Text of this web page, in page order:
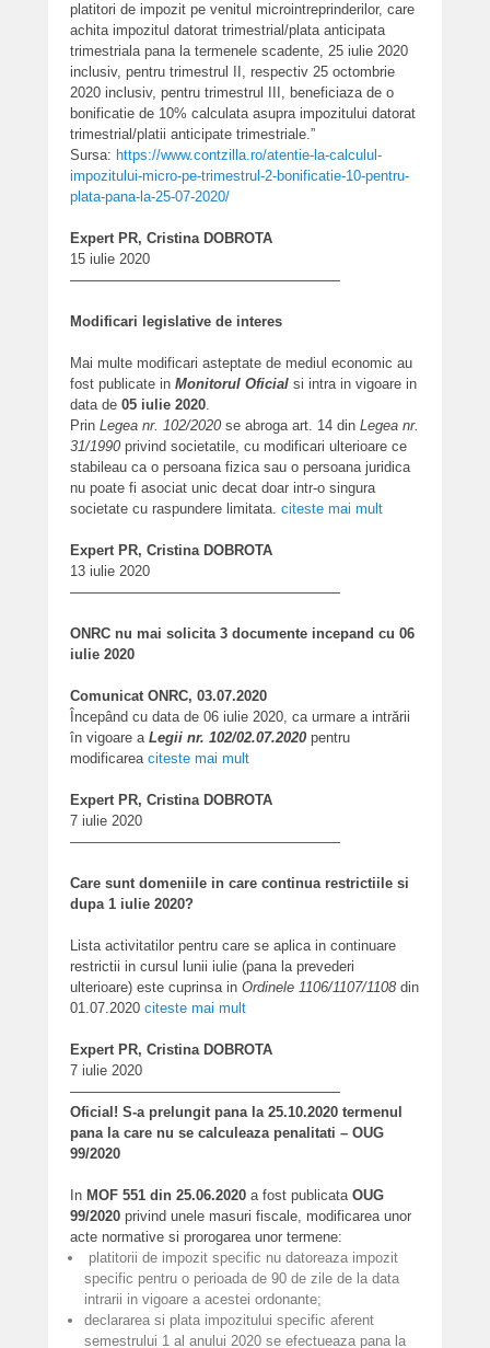
platitori de impozit pe venitul microintreprinderilor, care
achita impozitul datorat trimestrial/plata anticipata
trimestriala pana la termenele scadente, 25 iulie 2020
inclusiv, pentru trimestrul II, respectiv 25 octombrie
2020 inclusiv, pentru trimestrul III, beneficiaza de o
bonificatie de 10% calculata asupra impozitului datorat
trimestrial/platii anticipate trimestriale.”
Sursa: https://www.contzilla.ro/atentie-la-calculul-
impozitului-micro-pe-trimestrul-2-bonificatie-10-pentru-
plata-pana-la-25-07-2020/
Expert PR, Cristina DOBROTA
15 iulie 2020
———————————————————
Modificari legislative de interes
Mai multe modificari asteptate de mediul economic au
fost publicate in Monitorul Oficial si intra in vigoare in
data de 05 iulie 2020.
Prin Legea nr. 102/2020 se abroga art. 14 din Legea nr.
31/1990 privind societatile, cu modificari ulterioare ce
stabileau ca o persoana fizica sau o persoana juridica
nu poate fi asociat unic decat doar intr-o singura
societate cu raspundere limitata. citeste mai mult
Expert PR, Cristina DOBROTA
13 iulie 2020
———————————————————
ONRC nu mai solicita 3 documente incepand cu 06
iulie 2020
Comunicat ONRC, 03.07.2020
Începând cu data de 06 iulie 2020, ca urmare a intrării
în vigoare a Legii nr. 102/02.07.2020 pentru
modificarea citeste mai mult
Expert PR, Cristina DOBROTA
7 iulie 2020
———————————————————
Care sunt domeniile in care continua restrictiile si
dupa 1 iulie 2020?
Lista activitatilor pentru care se aplica in continuare
restrictii in cursul lunii iulie (pana la prevederi
ulterioare) este cuprinsa in Ordinele 1106/1107/1108 din
01.07.2020 citeste mai mult
Expert PR, Cristina DOBROTA
7 iulie 2020
———————————————————
Oficial! S-a prelungit pana la 25.10.2020 termenul
pana la care nu se calculeaza penalitati – OUG
99/2020
In MOF 551 din 25.06.2020 a fost publicata OUG
99/2020 privind unele masuri fiscale, modificarea unor
acte normative si prorogarea unor termene:
platitorii de impozit specific nu datoreaza impozit
specific pentru o perioada de 90 de zile de la data
intrarii in vigoare a acestei ordonante;
declararea si plata impozitului specific aferent
semestrului 1 al anului 2020 se efectueaza pana la